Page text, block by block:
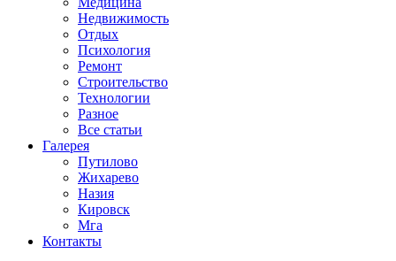
Недвижимость
Отдых
Психология
Ремонт
Строительство
Технологии
Разное
Все статьи
Галерея
Путилово
Жихарево
Назия
Кировск
Мга
Контакты